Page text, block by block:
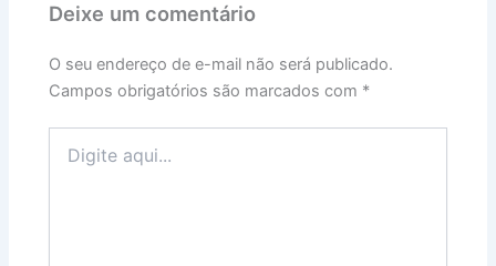
Deixe um comentário
O seu endereço de e-mail não será publicado.
Campos obrigatórios são marcados com *
aqui...